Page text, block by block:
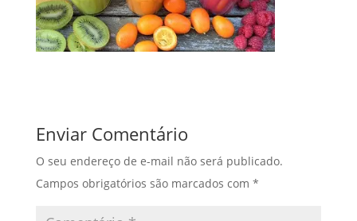
Enviar Comentário
O seu endereço de e-mail não será publicado.
Campos obrigatórios são marcados com *